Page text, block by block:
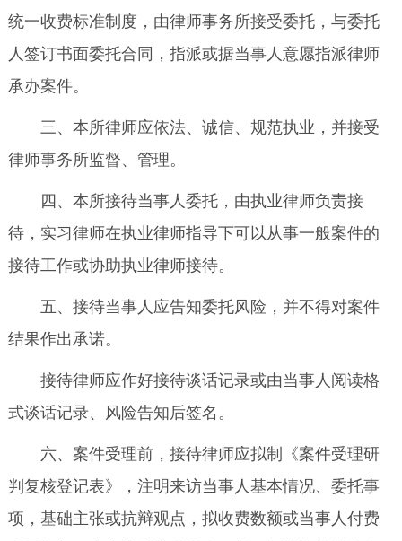
统一收费标准制度，由律师事务所接受委托，与委托
人签订书面委托合同，指派或据当事人意愿指派律师
承办案件。
三、本所律师应依法、诚信、规范执业，并接受
律师事务所监督、管理。
四、本所接待当事人委托，由执业律师负责接
待，实习律师在执业律师指导下可以从事一般案件的
接待工作或协助执业律师接待。
五、接待当事人应告知委托风险，并不得对案件
结果作出承诺。
接待律师应作好接待谈话记录或由当事人阅读格
式谈话记录、风险告知后签名。
六、案件受理前，接待律师应拟制《案件受理研
判复核登记表》，注明来访当事人基本情况、委托事
项，基础主张或抗辩观点，拟收费数额或当事人付费